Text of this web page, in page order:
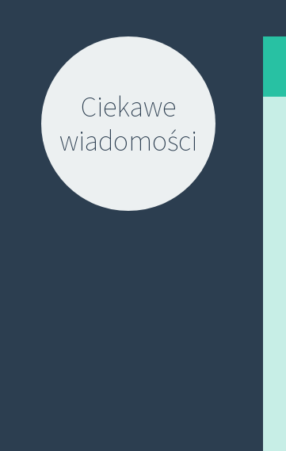
Ciekawe
wiadomości